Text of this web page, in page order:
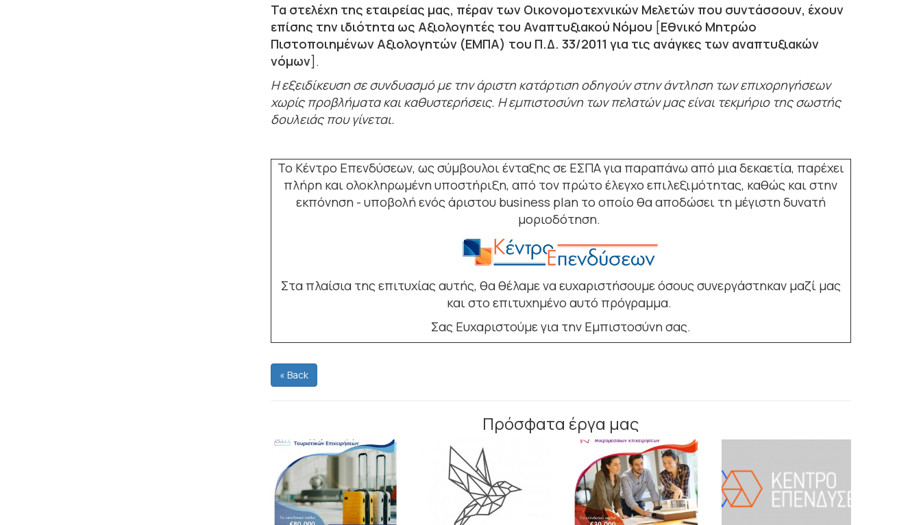
Τα στελέχη της εταιρείας μας, πέραν των Οικονομοτεχνικών Μελετών που συντάσσουν, έχουν
επίσης την ιδιότητα ως Αξιολογητές του Αναπτυξιακού Νόμου [Εθνικό Μητρώο
Πιστοποιημένων Αξιολογητών (ΕΜΠΑ) του Π.Δ. 33/2011 για τις ανάγκες των αναπτυξιακών
νόμων].
Η εξειδίκευση σε συνδυασμό με την άριστη κατάρτιση οδηγούν στην άντληση των επιχορηγήσεων
χωρίς προβλήματα και καθυστερήσεις. Η εμπιστοσύνη των πελατών μας είναι τεκμήριο της σωστής
δουλειάς που γίνεται.
Το Κέντρο Επενδύσεων, ως σύμβουλοι ένταξης σε ΕΣΠΑ για παραπάνω από μια δεκαετία, παρέχει
πλήρη και ολοκληρωμένη υποστήριξη, από τον πρώτο έλεγχο επιλεξιμότητας, καθώς και στην
εκπόνηση - υποβολή ενός άριστου business plan το οποίο θα αποδώσει τη μέγιστη δυνατή
μοριοδότηση.
Στα πλαίσια της επιτυχίας αυτής, θα θέλαμε να ευχαριστήσουμε όσους συνεργάστηκαν μαζί μας
και στο επιτυχημένο αυτό πρόγραμμα.
Σας Ευχαριστούμε για την Εμπιστοσύνη σας.
« Back
Πρόσφατα έργα μας